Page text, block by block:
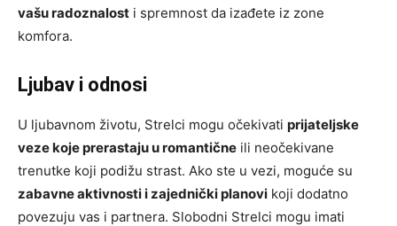
vašu radoznalost i spremnost da izađete iz zone
komfora.
Ljubav i odnosi
U ljubavnom životu, Strelci mogu očekivati prijateljske
veze koje prerastaju u romantične ili neočekivane
trenutke koji podižu strast. Ako ste u vezi, moguće su
zabavne aktivnosti i zajednički planovi koji dodatno
povezuju vas i partnera. Slobodni Strelci mogu imati